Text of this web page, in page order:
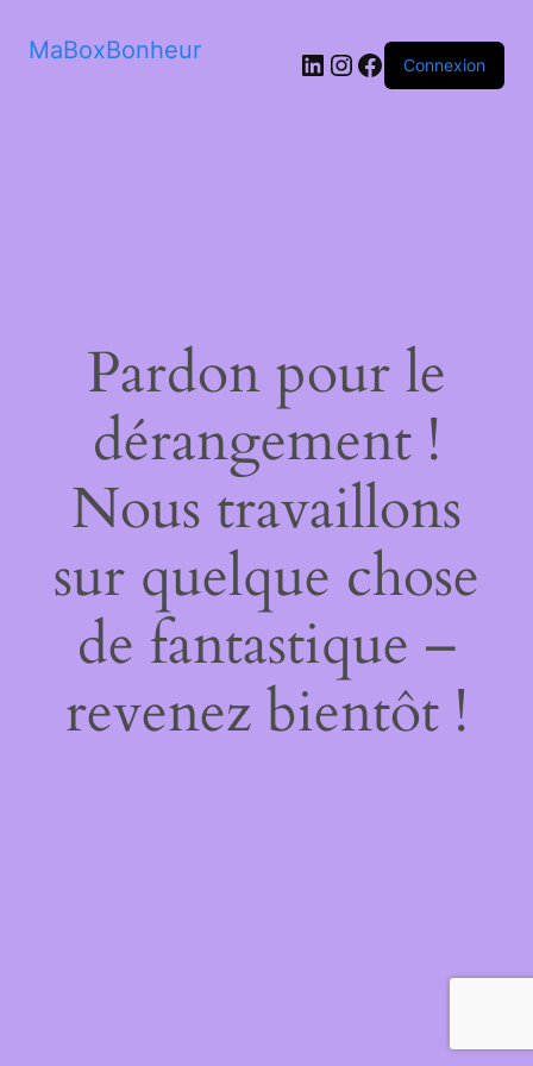
MaBoxBonheur LinkedIn
Instagram
Facebook
Connexion
Pardon pour le
dérangement !
Nous travaillons
sur quelque chose
de fantastique –
revenez bientôt !